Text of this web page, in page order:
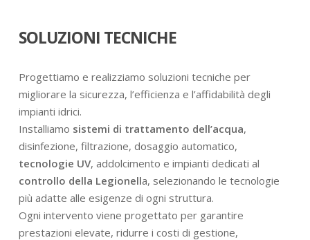
SOLUZIONI TECNICHE
Progettiamo e realizziamo soluzioni tecniche per
migliorare la sicurezza, l’efficienza e l’affidabilità degli
impianti idrici.
Installiamo sistemi di trattamento dell’acqua,
disinfezione, filtrazione, dosaggio automatico,
tecnologie UV, addolcimento e impianti dedicati al
controllo della Legionella, selezionando le tecnologie
più adatte alle esigenze di ogni struttura.
Ogni intervento viene progettato per garantire
prestazioni elevate, ridurre i costi di gestione,